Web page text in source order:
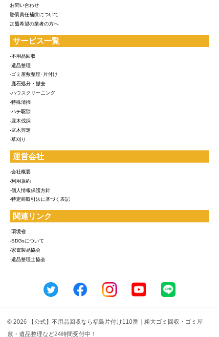
お問い合わせ
賠償責任補償について
加盟希望の業者の方へ
サービス一覧
-不用品回収
-遺品整理
-ゴミ屋敷整理･片付け
-庭石処分・撤去
-ハウスクリーニング
-特殊清掃
-ハチ駆除
-庭木伐採
-庭木剪定
-草刈り
運営会社
-会社概要
-利用規約
-個人情報保護方針
-特定商取引法に基づく表記
関連リンク
-環境省
-SDGsについて
-家電製品協会
-遺品整理士協会
© 2026 【公式】不用品回収なら福島片付け110番｜粗大ゴミ回収・ゴミ屋
敷・遺品整理など24時間受付中！